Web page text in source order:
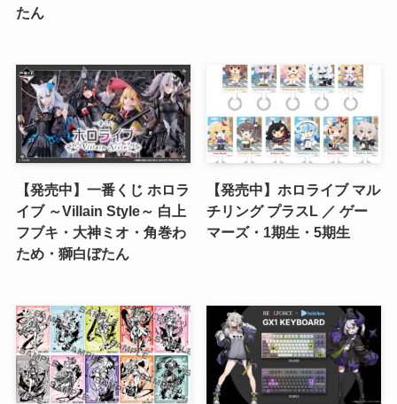
たん
【発売中】一番くじ ホロラ
イブ ～Villain Style～ 白上
フブキ・大神ミオ・角巻わ
ため・獅白ぼたん
【発売中】ホロライブ マル
チリング プラスL ／ ゲー
マーズ・1期生・5期生